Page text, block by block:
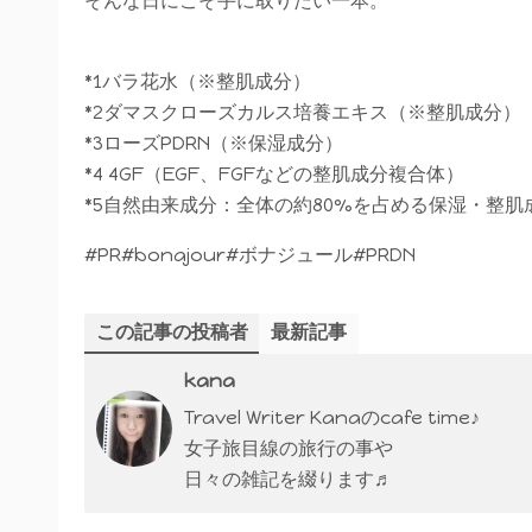
*1バラ花水（※整肌成分）
*2ダマスクローズカルス培養エキス（※整肌成分）
*3ローズPDRN（※保湿成分）
*4 4GF（EGF、FGFなどの整肌成分複合体）
*5自然由来成分：全体の約80%を占める保湿・整肌
#PR#bonajour#ボナジュール#PRDN
この記事の投稿者 最新記事
kana
Travel Writer Kanaのcafe time♪
女子旅目線の旅行の事や
日々の雑記を綴ります♬